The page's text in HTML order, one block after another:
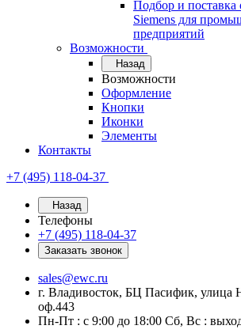
Подбор и поставка
Siemens для
предприятий
Возможности
Назад
Возможности
Оформление
Кнопки
Иконки
Элементы
Контакты
+7 (495) 118-04-37
Назад
Телефоны
+7 (495) 118-04-37
Заказать звонок
sales@ewc.ru
г. Владивосток, БЦ Пасифик, улица
оф.443
Пн-Пт : с 9:00 до 18:00 Сб, Вс :